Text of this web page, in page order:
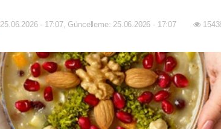
25.06.2026 - 17:07, Güncelleme: 25.06.2026 - 17:07